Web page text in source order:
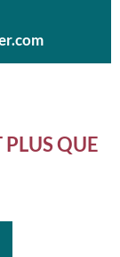
PLUS QUE